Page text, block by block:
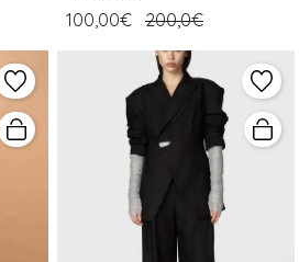
100,00€ 200,0€